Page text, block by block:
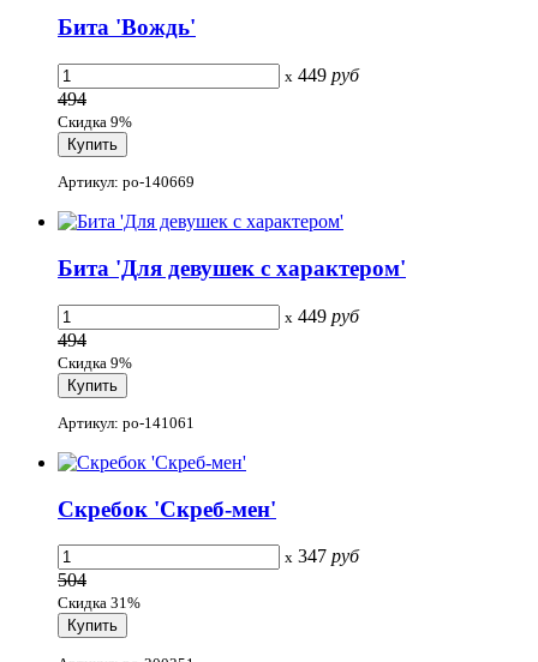
Бита 'Вождь'
x 449 руб
494
Скидка 9%
Артикул: po-140669
Бита 'Для девушек с характером'
x 449 руб
494
Скидка 9%
Артикул: po-141061
Скребок 'Скреб-мен'
x 347 руб
504
Скидка 31%